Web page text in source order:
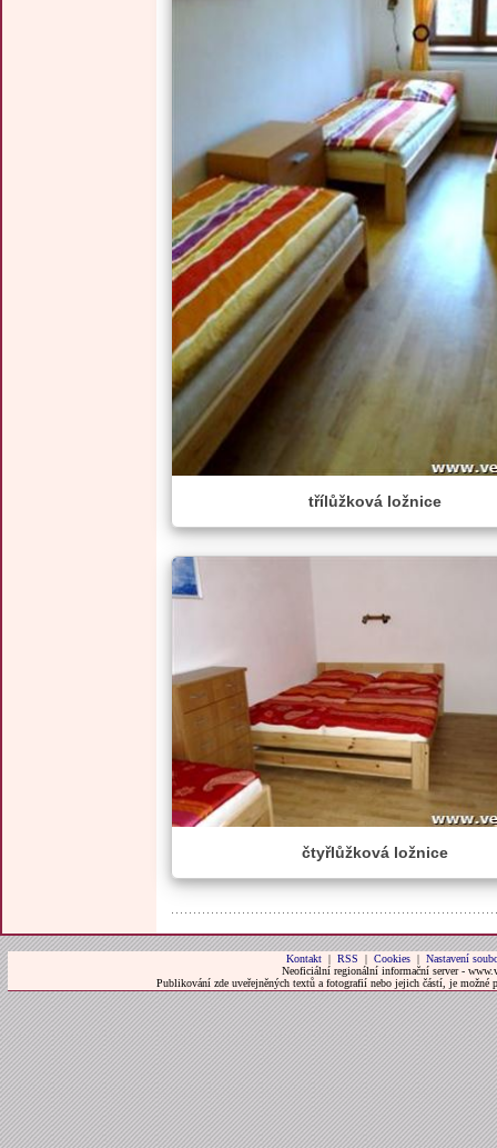
třílůžková ložnice
čtyřlůžková ložnice
Kontakt| RSS | Cookies| Nastavení
Neoficiální regionální informační server -
Publikování zde uveřejněných textů a fotografií nebo jejich částí, je možné